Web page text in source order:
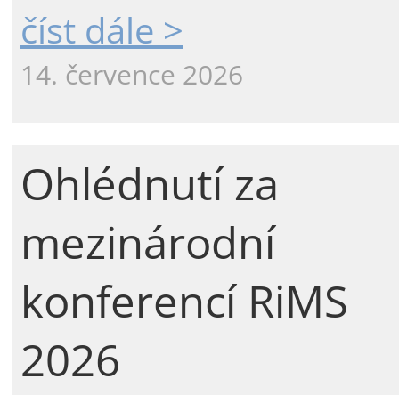
číst dále >
14. července 2026
Ohlédnutí za
mezinárodní
konferencí RiMS
2026